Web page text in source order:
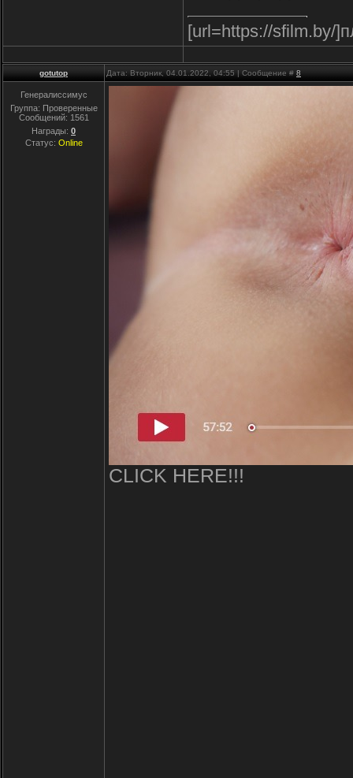
[url=https://sfilm.by/
gotutop Дата: Вторник, 04.01.2022, 04:55 | Сообщение # 8
Генералиссимус
Группа: Проверенные
Сообщений: 1561
Награды: 0
Статус: Online
CLICK HERE!!!